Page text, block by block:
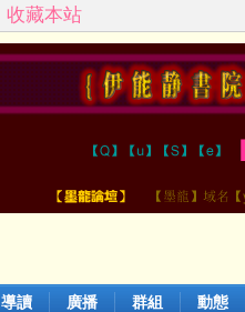
收藏本站
導讀 廣播 群組 動態